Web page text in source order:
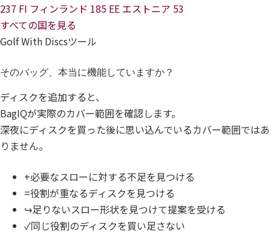
237 FI フィンランド 185 EE エストニア 53
すべての国を見る
Golf With Discsツール
そのバッグ、本当に機能していますか？
ディスクを追加すると、
BagIQが実際のカバー範囲を確認します。
深夜にディスクを買った後に思い込んでいるカバー範囲ではあ
りません。
+必要なスローに対する不足を見つける
=役割が重なるディスクを見つける
↪足りないスロー形状を見つけて提案を受ける
✓同じ役割のディスクを買い足さない